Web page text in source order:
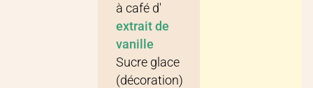
à café d'
extrait de
vanille
Sucre glace
(décoration)